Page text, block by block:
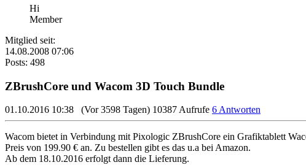
Hi
Member
Mitglied seit:
14.08.2008 07:06
Posts: 498
ZBrushCore und Wacom 3D Touch Bundle
01.10.2016 10:38 (Vor 3598 Tagen) 10387 Aufrufe 6 Antworten
Wacom bietet in Verbindung mit Pixologic ZBrushCore ein Grafiktablett
Preis von 199.90 € an. Zu bestellen gibt es das u.a bei Amazon.
Ab dem 18.10.2016 erfolgt dann die Lieferung.